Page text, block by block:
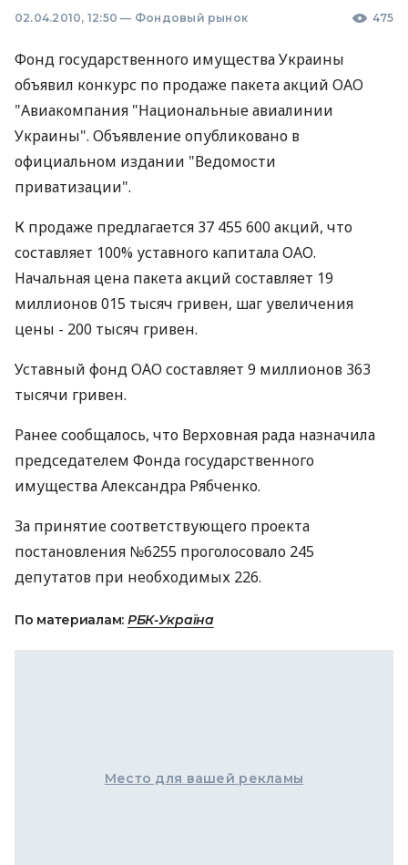
02.04.2010, 12:50 — Фондовый рынок 475
Фонд государственного имущества Украины
объявил конкурс по продаже пакета акций ОАО
"Авиакомпания "Национальные авиалинии
Украины". Объявление опубликовано в
официальном издании "Ведомости
приватизации".
К продаже предлагается 37 455 600 акций, что
составляет 100% уставного капитала ОАО.
Начальная цена пакета акций составляет 19
миллионов 015 тысяч гривен, шаг увеличения
цены - 200 тысяч гривен.
Уставный фонд ОАО составляет 9 миллионов 363
тысячи гривен.
Ранее сообщалось, что Верховная рада назначила
председателем Фонда государственного
имущества Александра Рябченко.
За принятие соответствующего проекта
постановления №6255 проголосовало 245
депутатов при необходимых 226.
По материалам: РБК-Україна
Место для вашей рекламы